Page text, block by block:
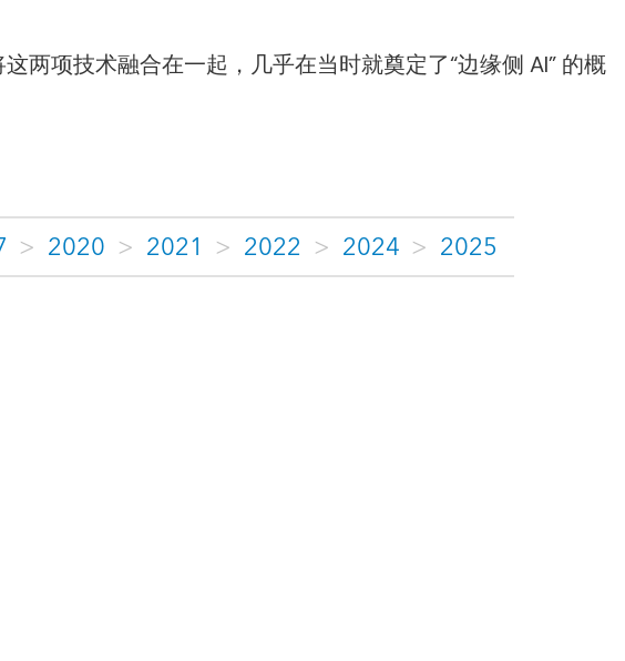
两项技术融合在一起，几乎在当时就奠定了“边缘侧 AI” 的概
> 2020 > 2021 > 2022 > 2024 > 2025